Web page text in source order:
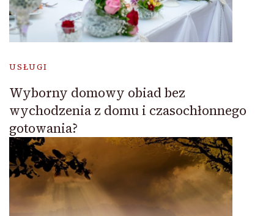
USŁUGI
Wyborny domowy obiad bez
wychodzenia z domu i czasochłonnego
gotowania?